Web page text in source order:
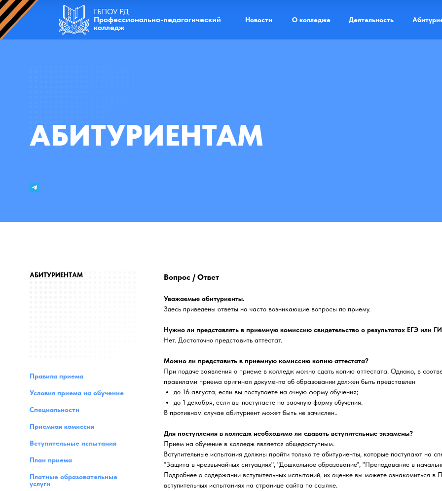
Деятельность
О колледже
Новости
ГБПОУ РД
Профессионально-педагогический
колледж
АБИТУРИЕНТАМ
Вопрос / Ответ
Уважаемые абитуриенты.
Здесь приведены ответы на часто возникающие вопросы по приему.
Нужно ли представлять в приемную комиссию свидетельство о результатах ЕГЭ или
Нет. Достаточно представить аттестат.
Можно ли представить в приемную комиссию копию аттестата?
При подаче заявления о приеме в колледж можно сдать копию аттестата. Однако, в
правилами приема оригинал документа об образовании должен быть представлен
до 16 августа, если вы поступаете на очную форму обучения;
до 1 декабря, если вы поступаете на заочную форму обучения.
В противном случае абитуриент может быть не зачислен..
Для поступления в колледж необходимо ли сдавать вступительные экзамены?
Прием на обучение в колледж является общедоступным.
Вступительные испытания должны пройти только те абитуриенты, которые поступают на
"Защита в чрезвычайных ситуациях", "Дошкольное образование", "Преподавание в
Подробнее о содержании вступительных испытаний, их оценке вы можете ознакомиться в
вступительных испытаниях на странице сайта по ссылке.
АБИТУРИЕНТАМ
Специальности
Условия приема на обучение
План приема
Правила приема
Приемная комиссия
Платные образовательные
услуги
Вступительные испытания